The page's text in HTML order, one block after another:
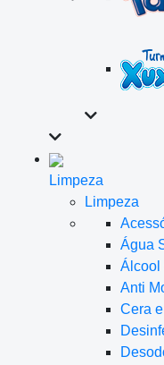
Limpeza
Limpeza
Água
Álcool
Anti
Cera